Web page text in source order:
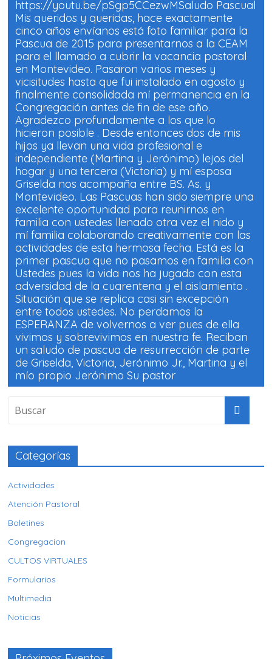
https://youtu.be/pSgp5CCezwMSaludo Pascual
Mis queridos y queridas, hace exactamente
cinco años envíanos está foto familiar para la
Pascua de 2015 para presentarnos a la CEAM
para el llamado a cubrir la vacancia pastoral
en Montevideo. Pasaron varios meses y
vicisitudes hasta que fui instalado en agosto y
finalmente consolidada mí permanencia en la
Congregación antes de fin de ese año.
Agradezco profundamente a los que lo
hicieron posible . Desde entonces dos de mis
hijos ya llevan una vida profesional e
independiente (Martina y Jerónimo) lejos del
hogar y una tercera (Victoria) y mí esposa
Griselda nos acompaña entre BS. As. y
Montevideo. Las Pascuas han sido siempre una
excelente oportunidad para reunirnos en
familia con ustedes llenado otra vez el nido y
mí familia colaborando creativamente con las
actividades de esta hermosa fecha. Está es la
primer pascua que no pasamos en familia con
Ustedes pues la vida nos ha jugado con esta
adversidad de la cuarentena y el aislamiento .
Situación que se replica casi sin excepción
entre todos ustedes. No perdamos la
ESPERANZA de volvernos a ver pues de ella
vivimos y sobrevivimos en nuestra fe. Reciban
un saludo de pascua de resurrección de parte
de Griselda, Victoria, Jerónimo Jr., Martina y el
mío propio Jerónimo Su pastor
Categorías
Actividades
Atención Pastoral
Boletines
Congregacion
CULTOS VIRTUALES
Formularios
Multimedia
Noticias